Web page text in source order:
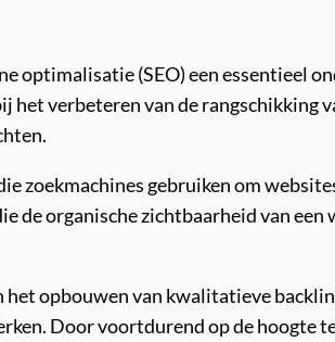
optimalisatie (SEO) een essentieel
verbeteren van de rangschikking
zoekmachines gebruiken om
de organische zichtbaarheid van
opbouwen van kwalitatieve
Door voortdurend op de hoogte